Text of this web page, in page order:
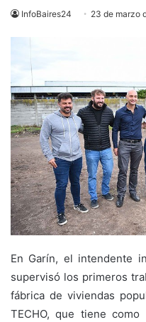
InfoBaires24 23 de marzo
En Garín, el intendente
supervisó los primeros
fábrica de viviendas
TECHO, que tiene